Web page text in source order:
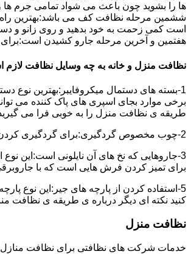
ها را بشوید چون باعث می شواد تمامی جرم
ششمین مرحله نظافت کف می باشد:بهترین
است کمی زحمت به خود بدهید و روی زانو و
هفتمین و آخرین مرحله جارو کشیدن است:برای
نظافت منزل و خانه به چه وسایل نظافت
1-بسته های دستمال میکروفایبر:بهترین نوع
برخی موارد بجای اسپری های پاک کننده می
طریقه ی نظافت منزل را به خوبی فرا می
2-چوب مخصوص گردگیری:برای گردگیری کردن گوشه های بلند و کناره هایی که دسترسی به آن سخت است استفاده می شود بهتر از در سر این چوب یک دستمال میکروفایبر وصل کنید.
3-جاروهایی که نخ های آن نایلونی است:این
برای تمیز کردن فرش هایی است که با
5-استفاده کردن از پارچه های جیر:این نوع
کنید نکته ای دیگر درباره ی طریقه ی نظافت
نظافت منزل
خدمات شرکت های نظافتی برای نظافت